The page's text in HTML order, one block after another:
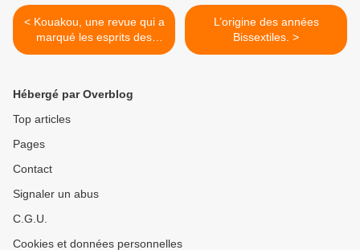
< Kouakou, une revue qui a
marqué les esprits des
jeunes.
L’origine des années
Bissextiles. >
Hébergé par Overblog
Top articles
Pages
Contact
Signaler un abus
C.G.U.
Cookies et données personnelles